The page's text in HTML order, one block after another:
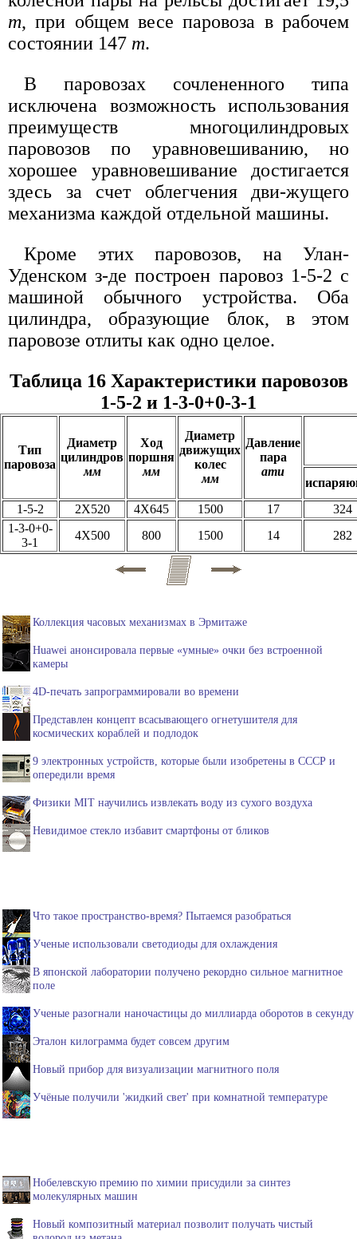
т, при общем весе паровоза в рабочем
состоянии 147 т.
В паровозах сочлененного типа
исключена возможность использования
преимуществ многоцилиндровых
паровозов по уравновешиванию, но
хорошее уравновешивание достигается
здесь за счет облегчения дви-жущего
механизма каждой отдельной машины.
Кроме этих паровозов, на Улан-
Уденском з-де построен паровоз 1-5-2 с
машиной обычного устройства. Оба
цилиндра, образующие блок, в этом
паровозе отлиты как одно целое.
Таблица 16 Характеристики паровозов
1-5-2 и 1-3-0+0-3-1
Тип
паровоза
Диаметр
цилиндров
мм
Ход
поршня
мм
Диаметр
движущих
колес
мм
Давление
пара
ати
1-5-2
2Х520 4Х645 1500 17
324
1-3-0+0-
3-1
4Х500 800 1500 14 282
Коллекция часовых механизмах в Эрмитаже
Huawei анонсировала первые «умные» очки без встроенной
камеры
4D-печать запрограммировали во времени
Представлен концепт всасывающего огнетушителя для
космических кораблей и подлодок
9 электронных устройств, которые были изобретены в СССР и
опередили время
Физики MIT научились извлекать воду из сухого воздуха
Невидимое стекло избавит смартфоны от бликов
Что такое пространство-время? Пытаемся разобраться
Ученые использовали светодиоды для охлаждения
В японской лаборатории получено рекордно сильное магнитное
поле
Ученые разогнали наночастицы до миллиарда оборотов в секунду
Эталон килограмма будет совсем другим
Новый прибор для визуализации магнитного поля
Учёные получили 'жидкий свет' при комнатной температуре
Нобелевскую премию по химии присудили за синтез
молекулярных машин
Новый композитный материал позволит получать чистый